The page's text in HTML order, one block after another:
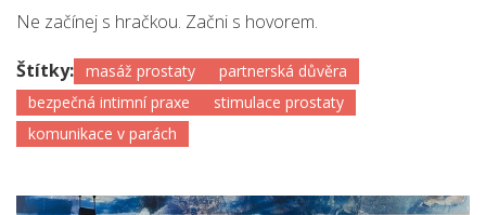
Ne začínej s hračkou. Začni s hovorem.
Štítky: masáž prostaty
partnerská důvěra
bezpečná intimní praxe
stimulace prostaty
komunikace v parách